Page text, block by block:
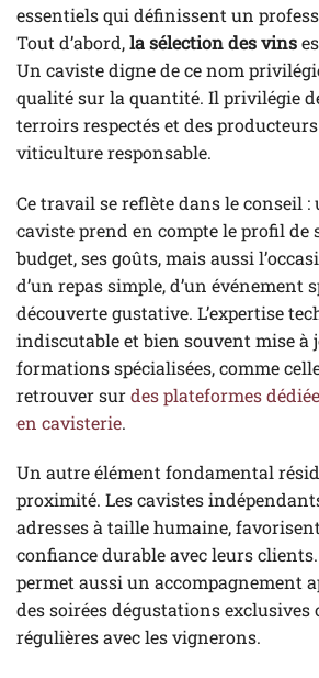
essentiels qui définissent un
Tout d’abord,la sélection des vins
Un caviste digne de ce nom
qualité sur la quantité. Il privilégie
terroirs respectés et des
viticulture responsable.
Ce travail se reflète dans le conseil :
caviste prend en compte le profil de
budget, ses goûts, mais aussi
d’un repas simple, d’un événement
découverte gustative. L’expertise
indiscutable et bien souvent mise à
formations spécialisées, comme
retrouver surdes plateformes
en cavisterie.
Un autre élément fondamental
proximité. Les cavistes
adresses à taille humaine,
confiance durable avec leurs
permet aussi un accompagnement
des soirées dégustations exclusives
régulières avec les vignerons.